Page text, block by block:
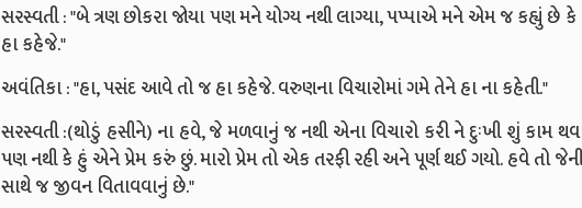
સરસ્વતી : "બે ત્રણ છોકરા જોયા પણ મને યોગ્ય નથી લાગ્યા, પપ્પાએ મને એમ જ કહ્યું
હા કહેજે."
અવંતિકા : "હા, પસંદ આવે તો જ હા કહેજે. વરુણના વિચારોમાં ગમે તેને હા ના કહેતી."
સરસ્વતી :(થોડું હસીને) ના હવે, જે મળવાનું જ નથી એના વિચારો કરી ને દુઃખી શું કામ
પણ નથી કે હું એને પ્રેમ કરું છું. મારો પ્રેમ તો એક તરફી રહી અને પૂર્ણ થઈ ગયો. હવે તો
સાથે જ જીવન વિતાવવાનું છે."